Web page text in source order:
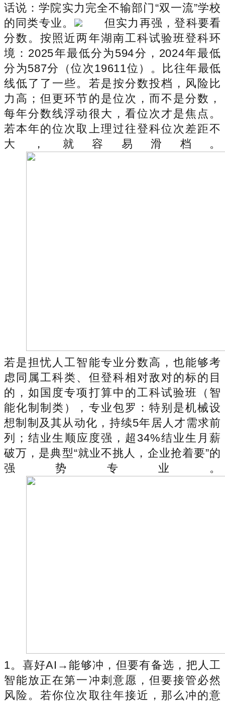
话说：学院实力完全不输部门“双一流”学校
的同类专业。
但实力再强，登科要看
分数。按照近两年湖南工科试验班登科环
境：2025年最低分为594分，2024年最低
分为587分（位次19611位）。比往年最低
线低了了一些。若是按分数投档，风险比
力高；但更环节的是位次，而不是分数，
每年分数线浮动很大，看位次才是焦点。
若本年的位次取上理过往登科位次差距不
大，就容易滑档。
若是担忧人工智能专业分数高，也能够考
虑同属工科类、但登科相对敌对的标的目
的，如国度专项打算中的工科试验班（智
能化制制类），专业包罗：特别是机械设
想制制及其从动化，持续5年居人才需求前
列；结业生顺应度强，超34%结业生月薪
破万，是典型“就业不挑人，企业抢着要”的
强势专业。
1。喜好AI→能够冲，但要有备选，把人工
智能放正在第一冲刺意愿，但要接管必然
风险。若你位次取往年接近，那么冲的意